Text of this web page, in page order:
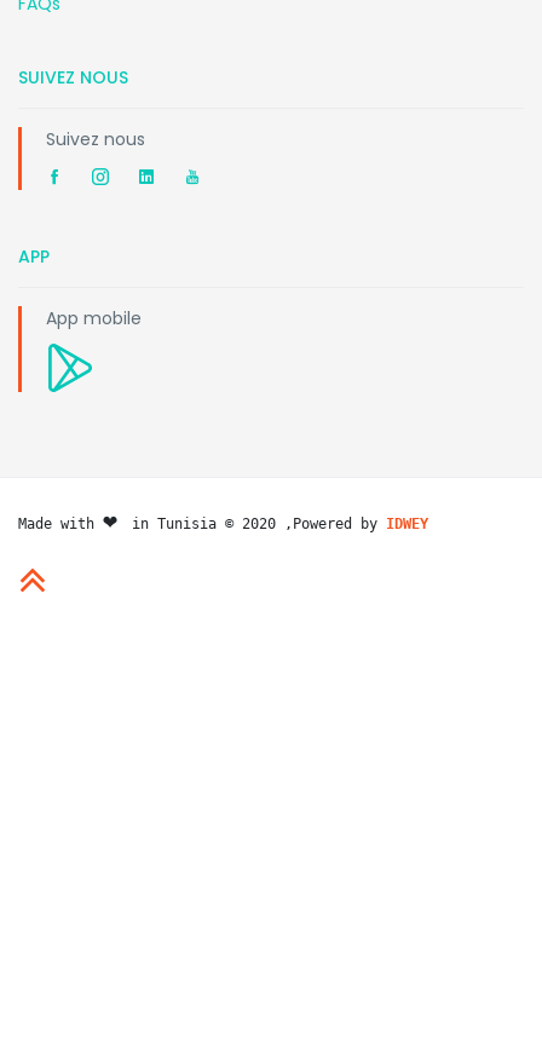
SUIVEZ NOUS
Suivez nous
APP
App mobile
Made with ❤️ in Tunisia © 2020 ,Powered by IDWEY